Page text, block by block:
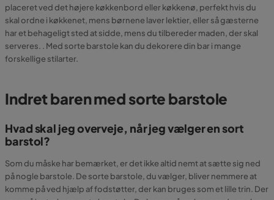
placeret ved det højere køkkenbord eller køkkenø, perfekt hvis du
skal ordne i køkkenet, mens børnene laver lektier, eller så gæsterne
har et behageligt sted at sidde, mens du tilbereder maden, der skal
serveres. . Med sorte barstole kan du dekorere din bar i mange
forskellige stilarter.
Indret baren med sorte barstole
Hvad skal jeg overveje, når jeg vælger en sort
barstol?
Som du måske har bemærket, er det ikke altid nemt at sætte sig ned
på nogle barstole. De sorte barstole, du vælger, bliver nemmere at
komme på ved hjælp af fodstøtter, der kan bruges som et lille trin. Der